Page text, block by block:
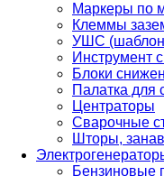
Маркеры по
Клеммы
УШС
Инструмент
Блоки
Палатка для
Центраторы
Сварочные
Шторы,
Бензиновые